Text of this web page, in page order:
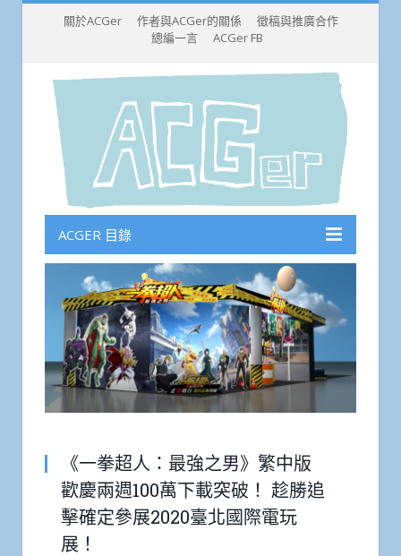
關於ACGer 作者與ACGer的關係
徵稿與推廣合作
總編一言
ACGer FB
ACGER 目錄
《一拳超人：最強之男》繁中版
歡慶兩週100萬下載突破！ 趁勝追
擊確定參展2020臺北國際電玩
展！